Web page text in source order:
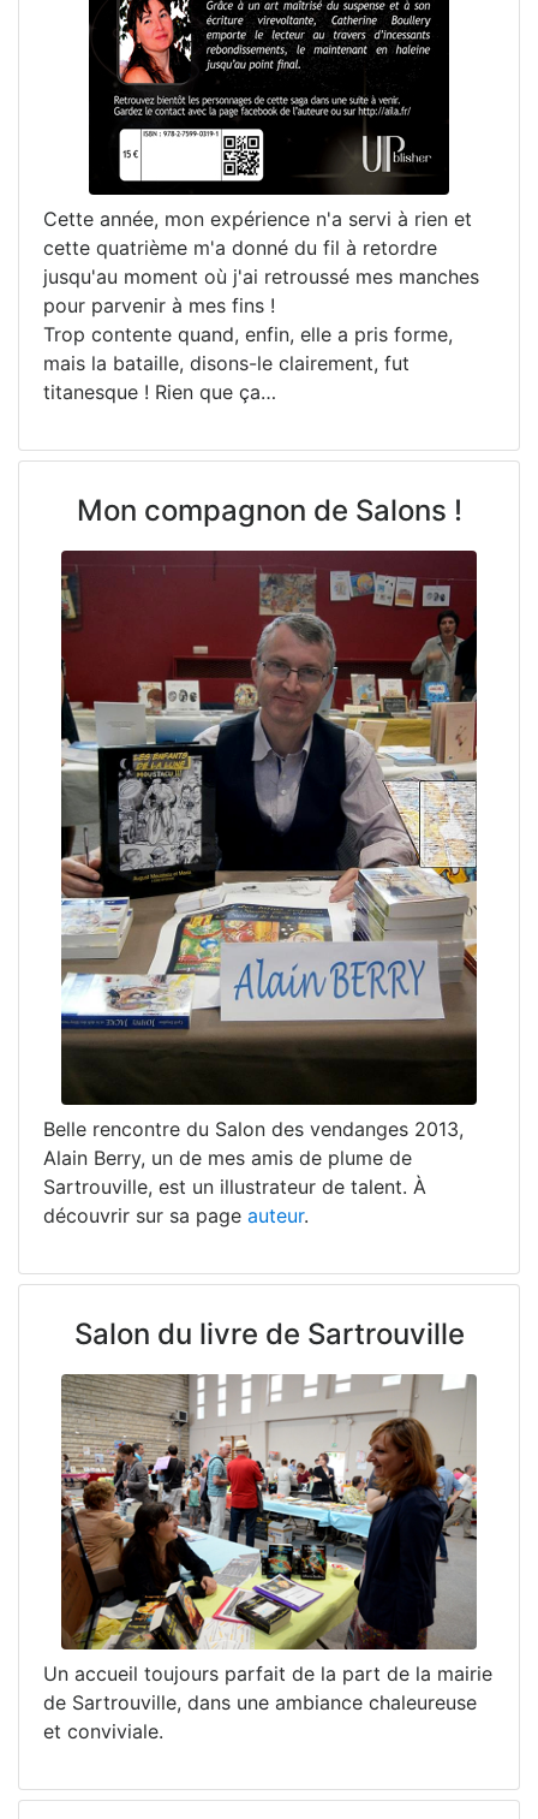
Cette année, mon expérience n'a servi à rien et
cette quatrième m'a donné du fil à retordre
jusqu'au moment où j'ai retroussé mes manches
pour parvenir à mes fins !
Trop contente quand, enfin, elle a pris forme,
mais la bataille, disons-le clairement, fut
titanesque ! Rien que ça…
Mon compagnon de Salons !
Belle rencontre du Salon des vendanges 2013,
Alain Berry, un de mes amis de plume de
Sartrouville, est un illustrateur de talent. À
découvrir sur sa page auteur.
Salon du livre de Sartrouville
Un accueil toujours parfait de la part de la mairie
de Sartrouville, dans une ambiance chaleureuse
et conviviale.